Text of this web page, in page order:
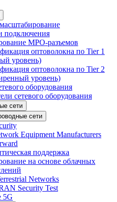
МРО-разъемов
оптоволокна по Tier 1
уровень)
оптоволокна по Tier 2
уровень)
оборудования
сетевого оборудования
сети
сети
Equipment Manufacturers
поддержка
на основе облачных
Networks
Security Test
5G